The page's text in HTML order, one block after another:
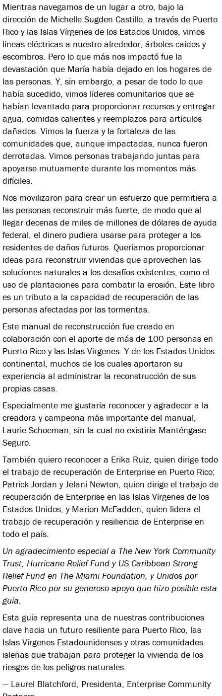
Mientras navegamos de un lugar a otro, bajo la
dirección de Michelle Sugden Castillo, a través de Puerto
Rico y las Islas Vírgenes de los Estados Unidos, vimos
líneas eléctricas a nuestro alrededor, árboles caídos y
escombros. Pero lo que más nos impactó fue la
devastación que María había dejado en los hogares de
las personas. Y, sin embargo, a pesar de todo lo que
había sucedido, vimos líderes comunitarios que se
habían levantado para proporcionar recursos y entregar
agua, comidas calientes y reemplazos para artículos
dañados. Vimos la fuerza y la fortaleza de las
comunidades que, aunque impactadas, nunca fueron
derrotadas. Vimos personas trabajando juntas para
apoyarse mutuamente durante los momentos más
difíciles.
Nos movilizaron para crear un esfuerzo que permitiera a
las personas reconstruir más fuerte, de modo que al
llegar decenas de miles de millones de dólares de ayuda
federal, el dinero pudiera usarse para proteger a los
residentes de daños futuros. Queríamos proporcionar
ideas para reconstruir viviendas que aprovechen las
soluciones naturales a los desafíos existentes, como el
uso de plantaciones para combatir la erosión. Este libro
es un tributo a la capacidad de recuperación de las
personas afectadas por las tormentas.
Este manual de reconstrucción fue creado en
colaboración con el aporte de más de 100 personas en
Puerto Rico y las Islas Vírgenes. Y de los Estados Unidos
continental, muchos de los cuales aportaron su
experiencia al administrar la reconstrucción de sus
propias casas.
Especialmente me gustaría reconocer y agradecer a la
creadora y campeona más importante del manual,
Laurie Schoeman, sin la cual no existiría Manténgase
Seguro.
También quiero reconocer a Erika Ruiz, quien dirige todo
el trabajo de recuperación de Enterprise en Puerto Rico;
Patrick Jordan y Jelani Newton, quien dirige el trabajo de
recuperación de Enterprise en las Islas Vírgenes de los
Estados Unidos; y Marion McFadden, quien lidera el
trabajo de recuperación y resiliencia de Enterprise en
todo el país.
Un agradecimiento especial a The New York Community
Trust, Hurricane Relief Fund y US Caribbean Strong
Relief Fund en The Miami Foundation, y Unidos por
Puerto Rico por su generoso apoyo que hizo posible esta
guía.
Esta guía representa una de nuestras contribuciones
clave hacia un futuro resiliente para Puerto Rico, las
Islas Vírgenes Estadounidenses y otras comunidades
isleñas que trabajan para proteger la vivienda de los
riesgos de los peligros naturales.
— Laurel Blatchford, Presidenta, Enterprise Community